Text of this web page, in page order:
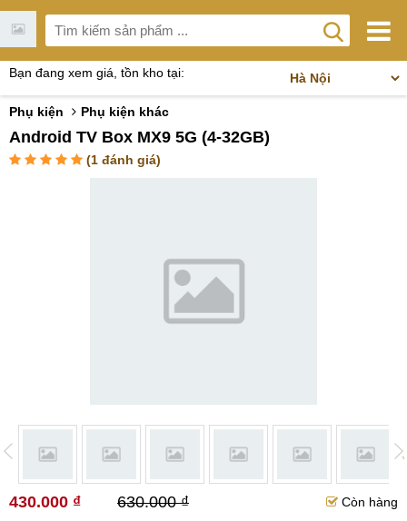
Bạn đang xem giá, tồn kho tại:
Phụ kiện Phụ kiện khác
Android TV Box MX9 5G (4-32GB)
(1 đánh giá)
430.000 ₫ 630.000 ₫
Còn hàng